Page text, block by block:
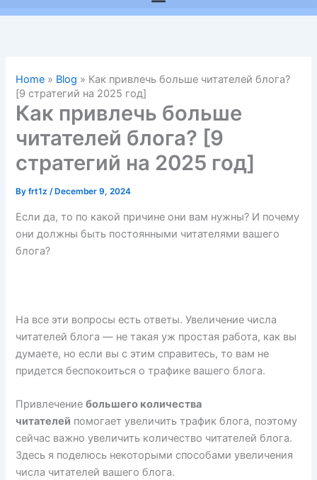
Home » Blog » Как привлечь больше читателей блога?
[9 стратегий на 2025 год]
Как привлечь больше
читателей блога? [9
стратегий на 2025 год]
Byfrt1z/ December 9, 2024
Если да, то по какой причине они вам нужны? И почему
они должны быть постоянными читателями вашего
блога?
На все эти вопросы есть ответы. Увеличение числа
читателей блога — не такая уж простая работа, как вы
думаете, но если вы с этим справитесь, то вам не
придется беспокоиться о трафике вашего блога.
Привлечениебольшего количества
читателей помогает увеличить трафик блога, поэтому
сейчас важно увеличить количество читателей блога.
Здесь я поделюсь некоторыми способами увеличения
числа читателей вашего блога.